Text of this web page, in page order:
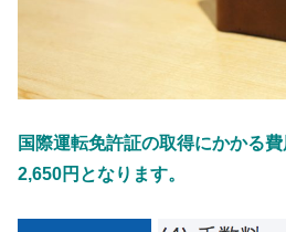
国際運転免許証の取得にかかる
2,650円となります。